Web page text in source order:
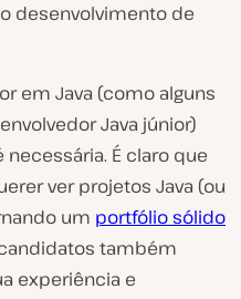
desenvolvimento de
em Java (como alguns
Java júnior)
É claro que
ver projetos Java (ou
um portfólio sólido
também
experiência e